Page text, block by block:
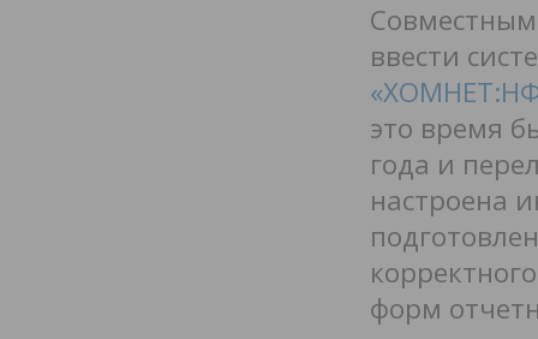
ввести
это время
года и
настроена
форм